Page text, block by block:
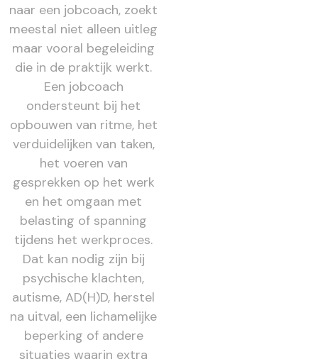
naar een jobcoach, zoekt
meestal niet alleen uitleg
maar vooral begeleiding
die in de praktijk werkt.
Een jobcoach
ondersteunt bij het
opbouwen van ritme, het
verduidelijken van taken,
het voeren van
gesprekken op het werk
en het omgaan met
belasting of spanning
tijdens het werkproces.
Dat kan nodig zijn bij
psychische klachten,
autisme, AD(H)D, herstel
na uitval, een lichamelijke
beperking of andere
situaties waarin extra